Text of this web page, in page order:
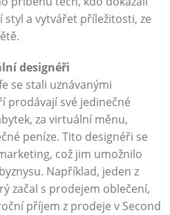
a vytvářet příležitosti, ze
designéři
se stali uznávanými
prodávají své jedinečné
za virtuální měnu,
peníze. Tito designéři se
což jim umožnilo
Například, jeden z
začal s prodejem oblečení,
příjem z prodeje v Second